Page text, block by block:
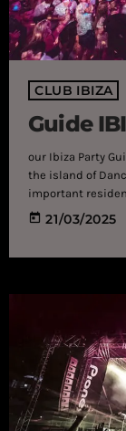
CLUB IBIZA
Guide
our Ibiza Party
the island of
important
We take a tour
remind you that
today 21/03/2025